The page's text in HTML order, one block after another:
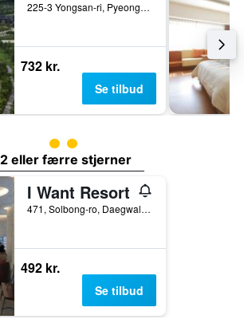
225-3 Yongsan-ri, Pyeongchang, Sydkorea
732 kr.
Se tilbud
Vurderet til klasse 2
2 eller færre stjerner
I Want Resort
471, Solbong-ro, Daegwallyeong-myeon, Gangneung, Sydkorea
492 kr.
Se tilbud